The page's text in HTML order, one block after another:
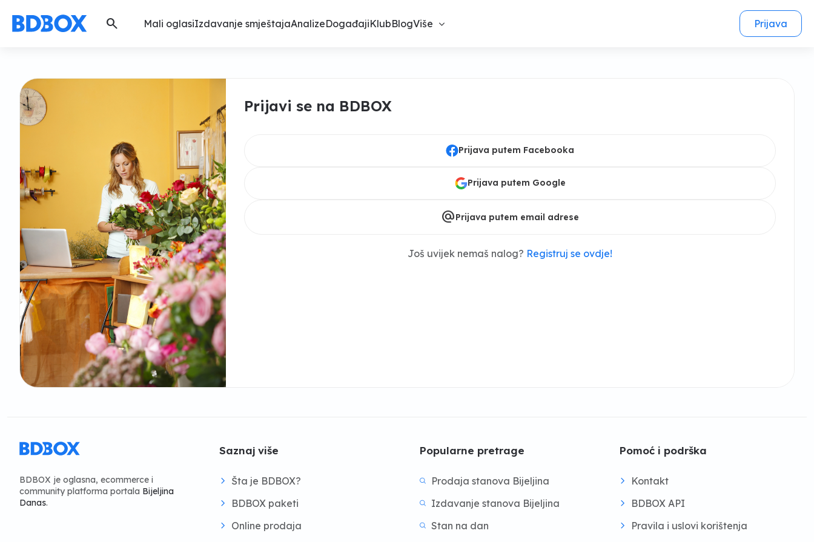
search Mali oglasiIzdavanje smještajaAnalizeDogađajiKlubBlogViše Prijava
Prijavi se na BDBOX
Prijava putem Facebooka
Prijava putem Google
alternate_emailPrijava putem email adrese
Još uvijek nemaš nalog? Registruj se ovdje!
BDBOX je oglasna, ecommerce i
community platforma portala Bijeljina
Danas.
Saznaj više
Šta je BDBOX?
BDBOX paketi
Online prodaja
Popularne pretrage
Prodaja stanova Bijeljina
Izdavanje stanova Bijeljina
Stan na dan
Pomoć i podrška
Kontakt
BDBOX API
Pravila i uslovi korištenja